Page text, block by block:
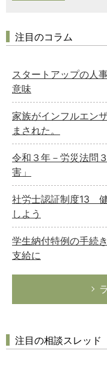
注目のコラム
スタートアップの
意味
家族がインフルエン
まされた。
令和３年－労災法問
害」
社労士認証制度13
しよう
学生納付特例の手続
支給に
注目の相談スレッド